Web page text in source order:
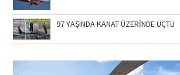
97 YAŞINDA KANAT ÜZERİNDE UÇTU
SİNGAPUR AIRSHOW-2020